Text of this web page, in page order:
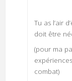
Tu as l’air
doit être
(pour ma
combat)